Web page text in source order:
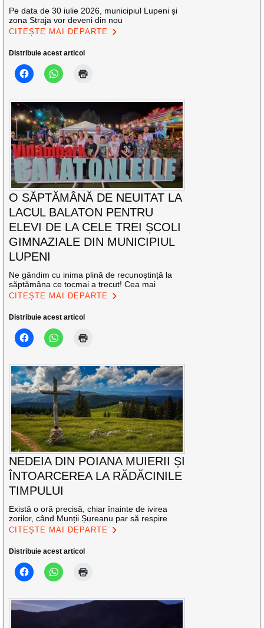
Pe data de 30 iulie 2026, municipiul Lupeni și
zona Straja vor deveni din nou
CITEȘTE MAI DEPARTE
Distribuie acest articol
O SĂPTĂMÂNĂ DE NEUITAT LA
LACUL BALATON PENTRU
ELEVI DE LA CELE TREI ȘCOLI
GIMNAZIALE DIN MUNICIPIUL
LUPENI
Ne gândim cu inima plină de recunoștință la
săptămâna ce tocmai a trecut! Cea mai
CITEȘTE MAI DEPARTE
Distribuie acest articol
NEDEIA DIN POIANA MUIERII ȘI
ÎNTOARCEREA LA RĂDĂCINILE
TIMPULUI
Există o oră precisă, chiar înainte de ivirea
zorilor, când Munții Șureanu par să respire
CITEȘTE MAI DEPARTE
Distribuie acest articol